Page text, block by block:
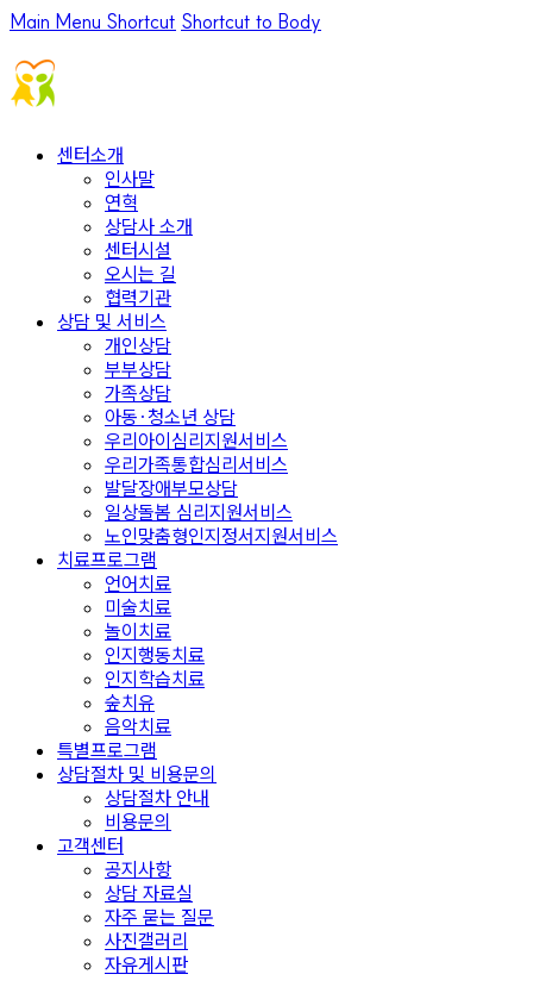
Main Menu Shortcut Shortcut to Body
센터소개
인사말
연혁
상담사 소개
센터시설
오시는 길
협력기관
상담 및 서비스
개인상담
부부상담
가족상담
아동·청소년 상담
우리아이심리지원서비스
우리가족통합심리서비스
발달장애부모상담
일상돌봄 심리지원서비스
노인맞춤형인지정서지원서비스
치료프로그램
언어치료
미술치료
놀이치료
인지행동치료
인지학습치료
숲치유
음악치료
특별프로그램
상담절차 및 비용문의
상담절차 안내
비용문의
고객센터
공지사항
상담 자료실
자주 묻는 질문
사진갤러리
자유게시판